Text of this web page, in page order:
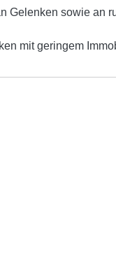
Gelenken sowie an
mit geringem